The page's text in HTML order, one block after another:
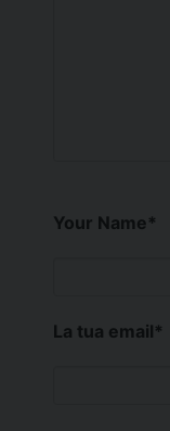
Your Name*
La tua email*